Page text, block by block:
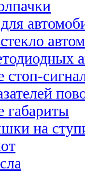
стоп-
габариты
на